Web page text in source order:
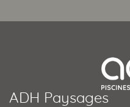
ADH Paysages